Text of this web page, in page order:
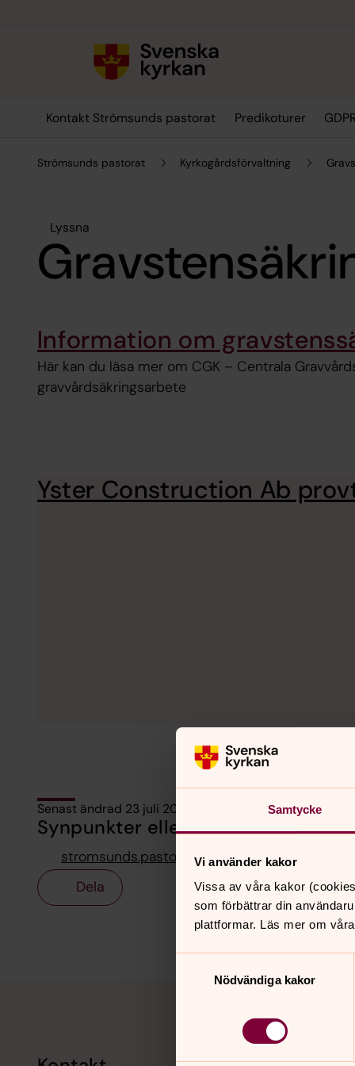
Samtycke
Vi använder kakor
Vissa av våra kakor
som förbättrar din
plattformar. Läs mer om
Nödvändiga kakor
Kontakt Strömsunds pastorat Predikoturer
Strömsunds pastorat Kyrkogårdsförvaltning
Lyssna
Information om
Här kan du läsa mer om CGK – Centrala
gravvårdsäkringsarbete
Yster Construction Ab
Senast ändrad 23 juli 2026
Synpunkter eller frågor på sidans
stromsunds.pastorat@svenskakyrkan.se
Dela